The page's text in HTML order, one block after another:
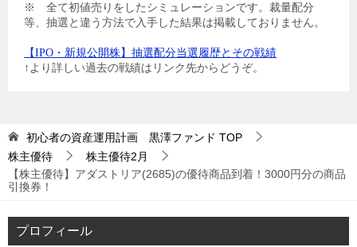
※ 全て初値売りをしたシミュレーションです。裁量配分
等、抽選と違う方法で入手した結果は掲載しておりません。
【IPO・新規公開株】抽選配分当選履歴とその戦績
↑より詳しい過去の戦績はリンク先からどうぞ。
初心者の資産運用計画 黒澤ファンド TOP
株主優待
株主優待2月
【株主優待】アダストリア(2685)の優待商品到着！3000円分の商品
引換券！
プロフィール